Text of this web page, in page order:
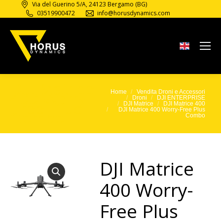
Via del Guerino 5/A, 24123 Bergamo (BG)
03519900472
info@horusdynamics.com
Tu sei qui:
Home
Vendita Droni e Accessori
Droni
DJI ENTERPRISE
DJI Matrice
DJI Matrice 400
DJI Matrice 400 Worry-Free Plus
Combo
DJI Matrice
400 Worry-
Free Plus